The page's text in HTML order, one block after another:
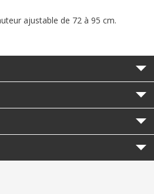
ajustable de 72 à 95 cm.